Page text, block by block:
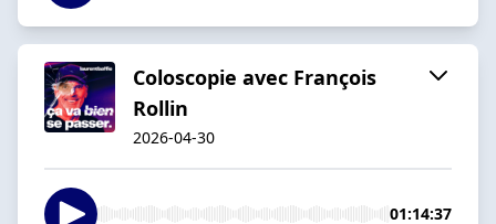
Coloscopie avec François
Rollin
2026-04-30
01:14:37